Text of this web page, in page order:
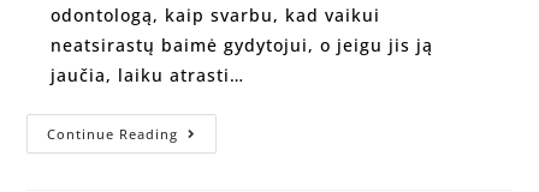
odontologą, kaip svarbu, kad vaikui
neatsirastų baimė gydytojui, o jeigu jis ją
jaučia, laiku atrasti…
Continue Reading